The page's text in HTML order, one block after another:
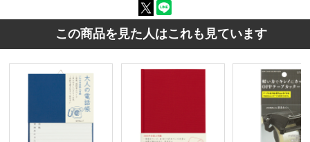
この商品を見た人はこれも見ています